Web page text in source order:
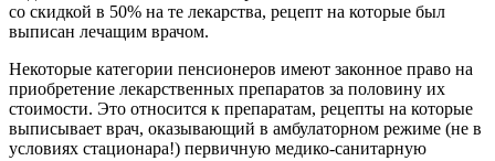
со скидкой в 50% на те лекарства, рецепт на которые был
выписан лечащим врачом.
Некоторые категории пенсионеров имеют законное право на
приобретение лекарственных препаратов за половину их
стоимости. Это относится к препаратам, рецепты на которые
выписывает врач, оказывающий в амбулаторном режиме (не в
условиях стационара!) первичную медико-санитарную